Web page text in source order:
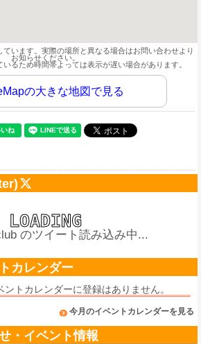
います。実際の場所と異なる場合はお問い合わせより
お知らせください。
るため時間帯よっては表示が遅い場合があります。
の大きな地図で見る
のツイート読み込み中...
カレンダー
ントカレンダーに登録はありません。
今月のイベントカレンダーを見る
・イベント情報